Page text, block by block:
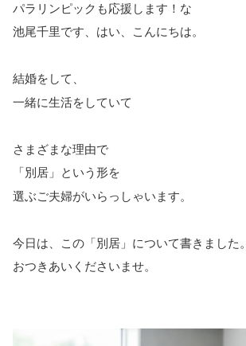
パラリンピックも応援します！な
池尾千里です、はい、こんにちは。
結婚をして、
一緒に生活をしていて
さまざまな理由で
「別居」という形を
選ぶご夫婦がいらっしゃいます。
今日は、この「別居」について書きました。
おつきあいくださいませ。